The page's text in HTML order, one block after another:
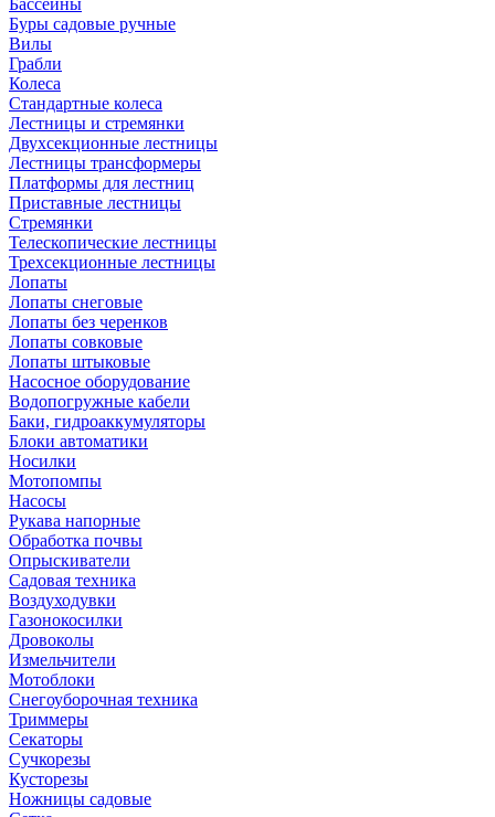
Бассейны
Буры садовые ручные
Вилы
Грабли
Колеса
Стандартные колеса
Лестницы и стремянки
Двухсекционные лестницы
Лестницы трансформеры
Платформы для лестниц
Приставные лестницы
Стремянки
Телескопические лестницы
Трехсекционные лестницы
Лопаты
Лопаты снеговые
Лопаты без черенков
Лопаты совковые
Лопаты штыковые
Насосное оборудование
Водопогружные кабели
Баки, гидроаккумуляторы
Блоки автоматики
Носилки
Мотопомпы
Насосы
Рукава напорные
Обработка почвы
Опрыскиватели
Садовая техника
Воздуходувки
Газонокосилки
Дровоколы
Измельчители
Мотоблоки
Снегоуборочная техника
Триммеры
Секаторы
Сучкорезы
Кусторезы
Ножницы садовые